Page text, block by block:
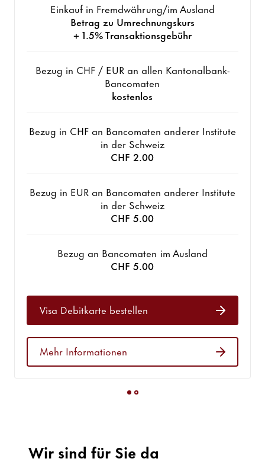
Einkauf in Fremdwährung/im Ausland
Betrag zu Umrechnungskurs
+ 1.5% Transaktionsgebühr
Bezug in CHF / EUR an allen Kantonalbank-
Bancomaten
kostenlos
Bezug in CHF an Bancomaten anderer Institute
in der Schweiz
CHF 2.00
Bezug in EUR an Bancomaten anderer Institute
in der Schweiz
CHF 5.00
Bezug an Bancomaten im Ausland
CHF 5.00
Visa Debitkarte bestellen
Mehr Informationen
Wir sind für Sie da